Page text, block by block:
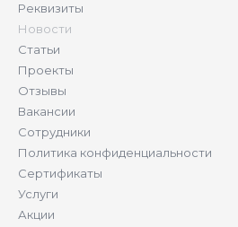
Реквизиты
Новости
Статьи
Проекты
Отзывы
Вакансии
Сотрудники
Политика конфиденциальности
Сертификаты
Услуги
Акции